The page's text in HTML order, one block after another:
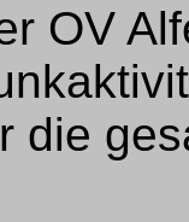
OV
die